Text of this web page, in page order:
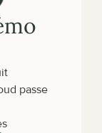
passe